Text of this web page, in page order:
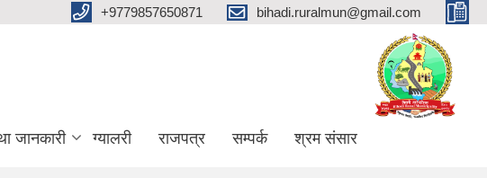
+9779857650871 bihadi.ruralmun@gmail.com
जानकारी ग्यालरी राजपत्र सम्पर्क श्रम संसार